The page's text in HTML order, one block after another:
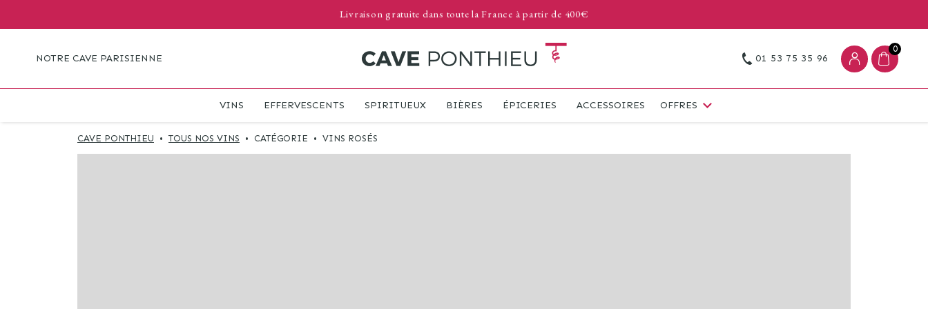
Livraison gratuite dans toute la France à partir de 400€
NOTRE CAVE PARISIENNE 01 53 75 35 96
0
VINS EFFERVESCENTS SPIRITUEUX BIÈRES ÉPICERIES ACCESSOIRES OFFRES
CAVE PONTHIEU • TOUS NOS VINS • CATÉGORIE • VINS ROSÉS